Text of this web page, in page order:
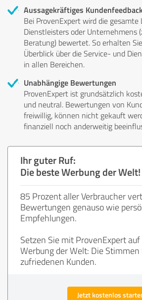
Aussagekräftiges
Bei ProvenExpert wird die gesamte
Dienstleisters oder Unternehmens
Beratung) bewertet. So erhalten
Überblick über die Service- und
in allen Bereichen.
Unabhängige Bewertungen
ProvenExpert ist grundsätzlich
und neutral. Bewertungen von
freiwillig, können nicht gekauft
finanziell noch anderweitig
Ihr guter Ruf:
Die beste Werbung der Welt!
85 Prozent aller Verbraucher
Bewertungen genauso wie
Empfehlungen.
Setzen Sie mit ProvenExpert
Werbung der Welt: Die Stimmen
zufriedenen Kunden.
Jetzt kostenlos